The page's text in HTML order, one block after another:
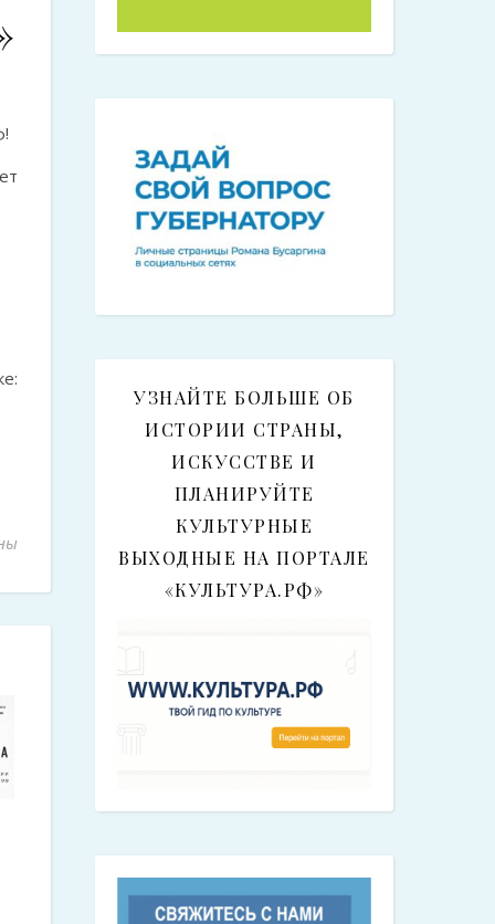
рынок креативных индустрий»
УЗНАЙТЕ БОЛЬШЕ ОБ
ИСТОРИИ СТРАНЫ,
ИСКУССТВЕ И
ПЛАНИРУЙТЕ
КУЛЬТУРНЫЕ
ВЫХОДНЫЕ НА ПОРТАЛЕ
«КУЛЬТУРА.РФ»